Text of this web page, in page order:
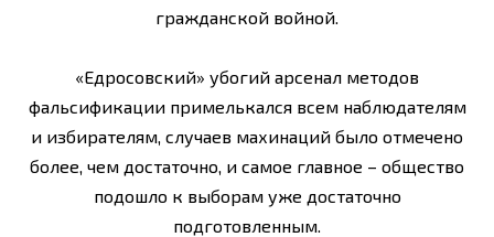
гражданской войной.
«Едросовский» убогий арсенал методов
фальсификации примелькался всем наблюдателям
и избирателям, случаев махинаций было отмечено
более, чем достаточно, и самое главное – общество
подошло к выборам уже достаточно
подготовленным.